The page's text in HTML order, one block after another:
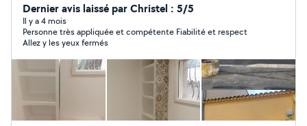
sérieux, un travail propre et bien soigné garanti.
Déplacement et devis gratuits, n'hésitez pas à me
contacter.
Dernier avis laissé par Christel : 5/5
Il y a 4 mois
Personne très appliquée et compétente Fiabilité et respect
Allez y les yeux fermés